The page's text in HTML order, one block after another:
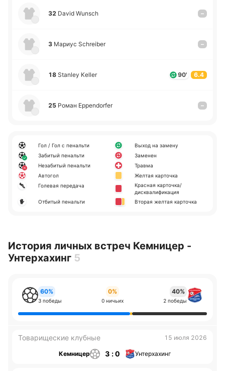
32 David Wunsch –
3 Мариус Schreiber –
18 Stanley Keller 90' 6.4
25 Роман Eppendorfer –
Гол / Гол с пенальти
Забитый пенальти
Незабитый пенальти
Автогол
Голевая передача
Отбитый пенальти
Выход на замену
Заменен
Травма
Желтая карточка
Красная карточка/
дисквалификация
Вторая желтая карточка
История личных встреч Кемницер -
Унтерхахинг 5
60%
3 победы
0%
0 ничьих
40%
2 победы
Товарищеские клубные 15 июля 2026
Кемницер 3 : 0 Унтерхахинг